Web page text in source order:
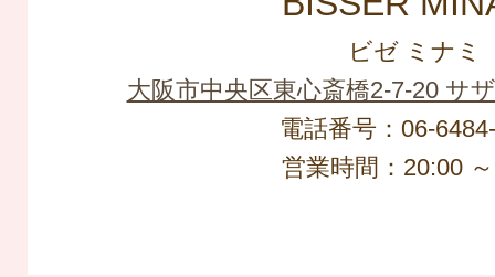
ビゼ ミナミ
大阪市中央区東心斎橋2-7-20 サ
電話番号：06-
営業時間：20:00